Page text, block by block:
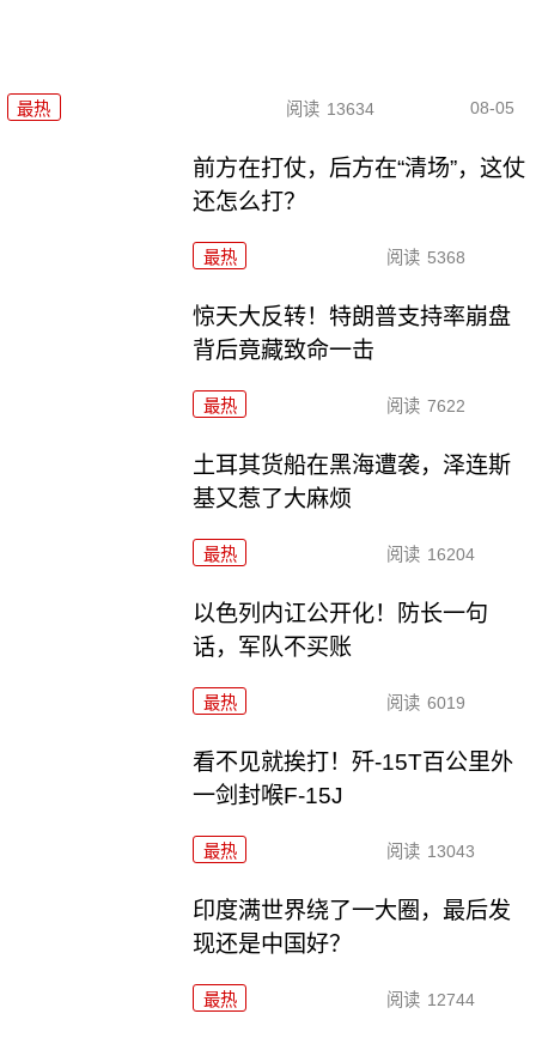
最热 阅读 13634 08-05
前方在打仗，后方在“清场”，这仗
还怎么打？
最热 阅读 5368
惊天大反转！特朗普支持率崩盘
背后竟藏致命一击
最热 阅读 7622
土耳其货船在黑海遭袭，泽连斯
基又惹了大麻烦
最热 阅读 16204
以色列内讧公开化！防长一句
话，军队不买账
最热 阅读 6019
看不见就挨打！歼-15T百公里外
一剑封喉F-15J
最热 阅读 13043
印度满世界绕了一大圈，最后发
现还是中国好？
最热 阅读 12744